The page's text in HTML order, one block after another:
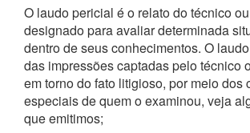
O laudo pericial é o relato do técnico
designado para avaliar determinada
dentro de seus conhecimentos. O
das impressões captadas pelo técnico
em torno do fato litigioso, por meio dos
especiais de quem o examinou, veja
que emitimos;